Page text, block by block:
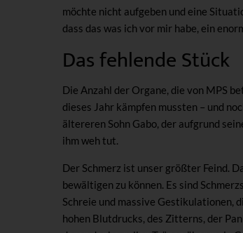
möchte nicht aufgeben und eine
dass das was ich vor mir habe, ein
Das fehlende Stück
Die Anzahl der Organe, die von MPS
dieses Jahr kämpfen mussten – und
ältereren Sohn Gabo, der aufgrund
ihm weh tut.
Der Schmerz ist unser größter Feind.
bewältigen zu können. Es sind
Schreie und massive Gestikulationen,
hohen Blutdrucks, des Zitterns, der